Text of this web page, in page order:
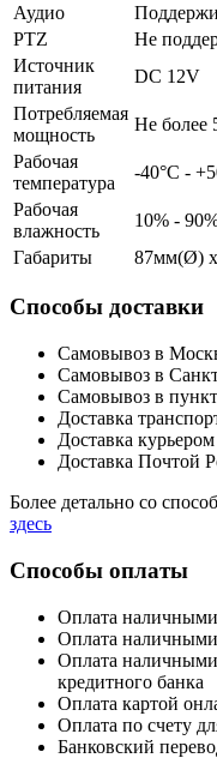
Аудио
PTZ
Не
Источник
питания
DC 12V
Потребляемая
мощность
Не более
Рабочая
температура
-40°C -
Рабочая
влажность
10% -
Габариты
87мм(Ø)
Способы доставки
Самовывоз в
Самовывоз в
Самовывоз в
Доставка
Доставка
Доставка Почтой
Более детально со
здесь
Способы оплаты
Оплата наличными
Оплата наличными
Оплата наличными
кредитного банка
Оплата картой
Оплата по счету
Банковский